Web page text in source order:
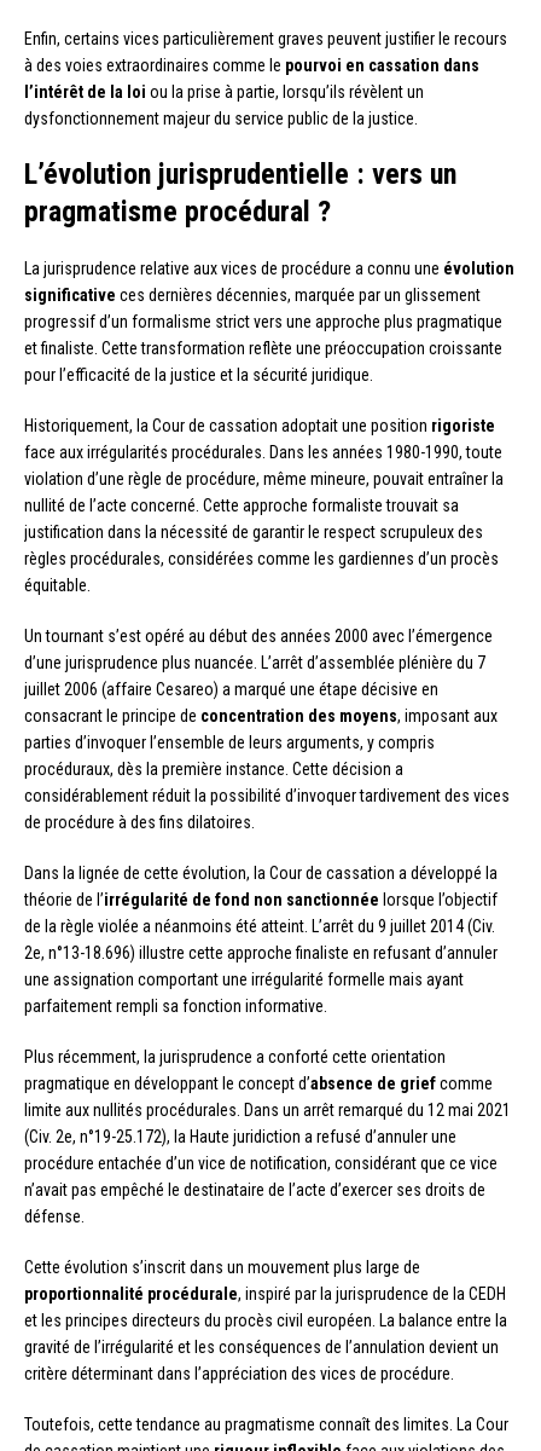
Enfin, certains vices particulièrement graves peuvent justifier le recours
à des voies extraordinaires comme le pourvoi en cassation dans
l’intérêt de la loi ou la prise à partie, lorsqu’ils révèlent un
dysfonctionnement majeur du service public de la justice.
L’évolution jurisprudentielle : vers un
pragmatisme procédural ?
La jurisprudence relative aux vices de procédure a connu une évolution
significative ces dernières décennies, marquée par un glissement
progressif d’un formalisme strict vers une approche plus pragmatique
et finaliste. Cette transformation reflète une préoccupation croissante
pour l’efficacité de la justice et la sécurité juridique.
Historiquement, la Cour de cassation adoptait une position rigoriste
face aux irrégularités procédurales. Dans les années 1980-1990, toute
violation d’une règle de procédure, même mineure, pouvait entraîner la
nullité de l’acte concerné. Cette approche formaliste trouvait sa
justification dans la nécessité de garantir le respect scrupuleux des
règles procédurales, considérées comme les gardiennes d’un procès
équitable.
Un tournant s’est opéré au début des années 2000 avec l’émergence
d’une jurisprudence plus nuancée. L’arrêt d’assemblée plénière du 7
juillet 2006 (affaire Cesareo) a marqué une étape décisive en
consacrant le principe de concentration des moyens, imposant aux
parties d’invoquer l’ensemble de leurs arguments, y compris
procéduraux, dès la première instance. Cette décision a
considérablement réduit la possibilité d’invoquer tardivement des vices
de procédure à des fins dilatoires.
Dans la lignée de cette évolution, la Cour de cassation a développé la
théorie de l’irrégularité de fond non sanctionnée lorsque l’objectif
de la règle violée a néanmoins été atteint. L’arrêt du 9 juillet 2014 (Civ.
2e, n°13-18.696) illustre cette approche finaliste en refusant d’annuler
une assignation comportant une irrégularité formelle mais ayant
parfaitement rempli sa fonction informative.
Plus récemment, la jurisprudence a conforté cette orientation
pragmatique en développant le concept d’absence de griefcomme
limite aux nullités procédurales. Dans un arrêt remarqué du 12 mai 2021
(Civ. 2e, n°19-25.172), la Haute juridiction a refusé d’annuler une
procédure entachée d’un vice de notification, considérant que ce vice
n’avait pas empêché le destinataire de l’acte d’exercer ses droits de
défense.
Cette évolution s’inscrit dans un mouvement plus large de
proportionnalité procédurale, inspiré par la jurisprudence de la CEDH
et les principes directeurs du procès civil européen. La balance entre la
gravité de l’irrégularité et les conséquences de l’annulation devient un
critère déterminant dans l’appréciation des vices de procédure.
Toutefois, cette tendance au pragmatisme connaît des limites. La Cour